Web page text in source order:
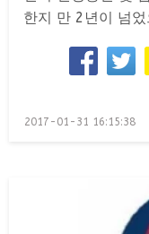
한지 만 2년이 넘
Posted
2017-01-31 16:15:38